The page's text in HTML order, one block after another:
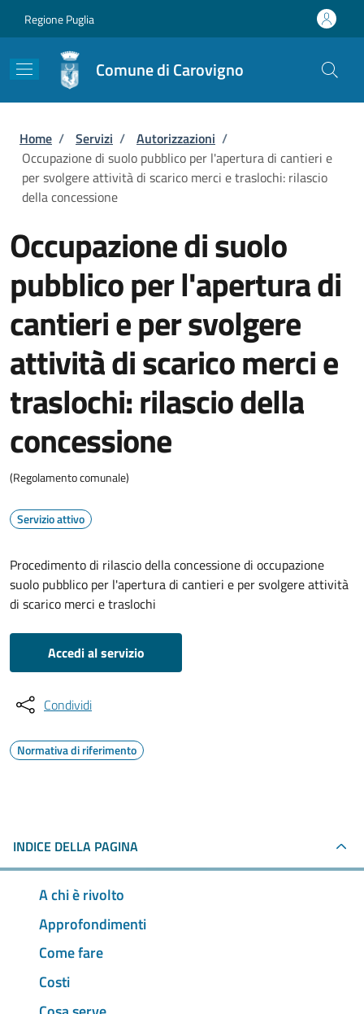
Regione Puglia
Comune di Carovigno
Briciole di pane
Home / Servizi / Autorizzazioni /
Occupazione di suolo pubblico per l'apertura di cantieri e
per svolgere attività di scarico merci e traslochi: rilascio
della concessione
Occupazione di suolo
pubblico per l'apertura di
cantieri e per svolgere
attività di scarico merci e
traslochi: rilascio della
concessione
(Regolamento comunale)
Servizio attivo
Procedimento di rilascio della concessione di occupazione
suolo pubblico per l'apertura di cantieri e per svolgere attività
di scarico merci e traslochi
Accedi al servizio
Condividi
Normativa di riferimento
INDICE DELLA PAGINA
A chi è rivolto
Approfondimenti
Come fare
Costi